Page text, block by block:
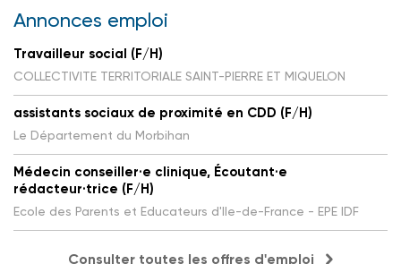
Annonces emploi
Travailleur social (F/H)
COLLECTIVITE TERRITORIALE SAINT-PIERRE ET MIQUELON
assistants sociaux de proximité en CDD (F/H)
Le Département du Morbihan
Médecin conseiller·e clinique, Écoutant·e
rédacteur·trice (F/H)
Ecole des Parents et Educateurs d'Ile-de-France - EPE IDF
Consulter toutes les offres d'emploi